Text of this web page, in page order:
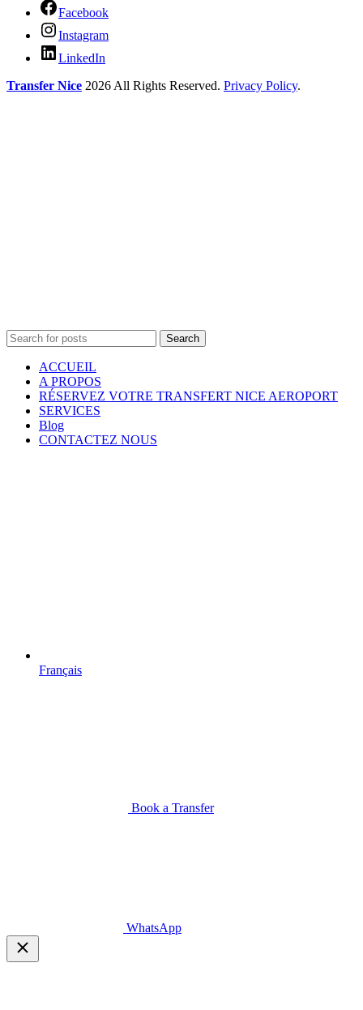
Facebook
Instagram
LinkedIn
Transfer Nice 2026 All Rights Reserved. Privacy Policy.
Search
ACCUEIL
A PROPOS
RÉSERVEZ VOTRE TRANSFERT NICE AEROPORT
SERVICES
Blog
CONTACTEZ NOUS
Français
Book a Transfer
WhatsApp